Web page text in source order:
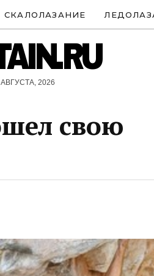
СКАЛОЛАЗАНИЕ
2026
свою